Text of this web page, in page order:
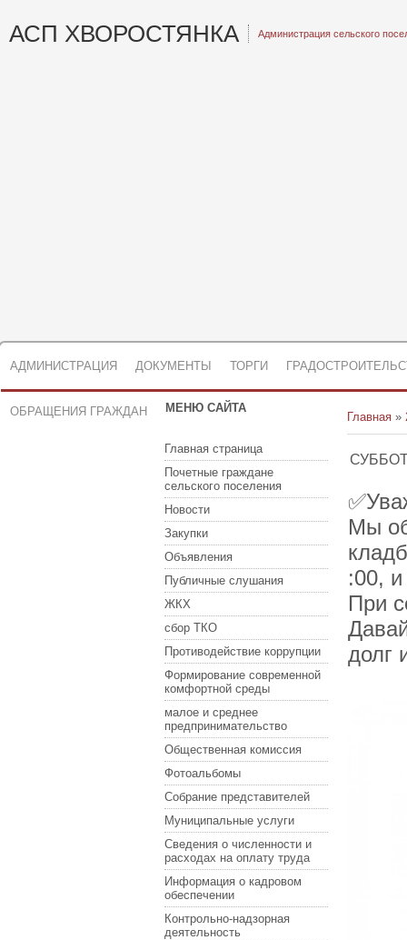
АСП ХВОРОСТЯНКА Администрация сельского
АДМИНИСТРАЦИЯ ДОКУМЕНТЫ ТОРГИ
ОБРАЩЕНИЯ ГРАЖДАН МЕНЮ САЙТА
Главная страница
Почетные граждане
сельского поселения
Новости
Закупки
Объявления
Публичные слушания
ЖКХ
сбор ТКО
Противодействие коррупции
Формирование современной
комфортной среды
малое и среднее
предпринимательство
Общественная комиссия
Фотоальбомы
Собрание представителей
Муниципальные услуги
Сведения о численности и
расходах на оплату труда
Информация о кадровом
обеспечении
Контрольно-надзорная
деятельность
Главная »
Мы
:00,
При
долг